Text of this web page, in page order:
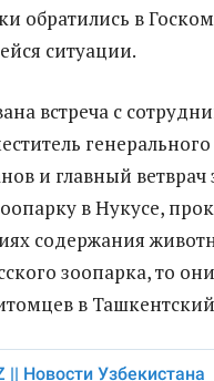
обратились в
ситуации.
встреча с
и главный
в Нукусе,
содержания
зоопарка, то
в